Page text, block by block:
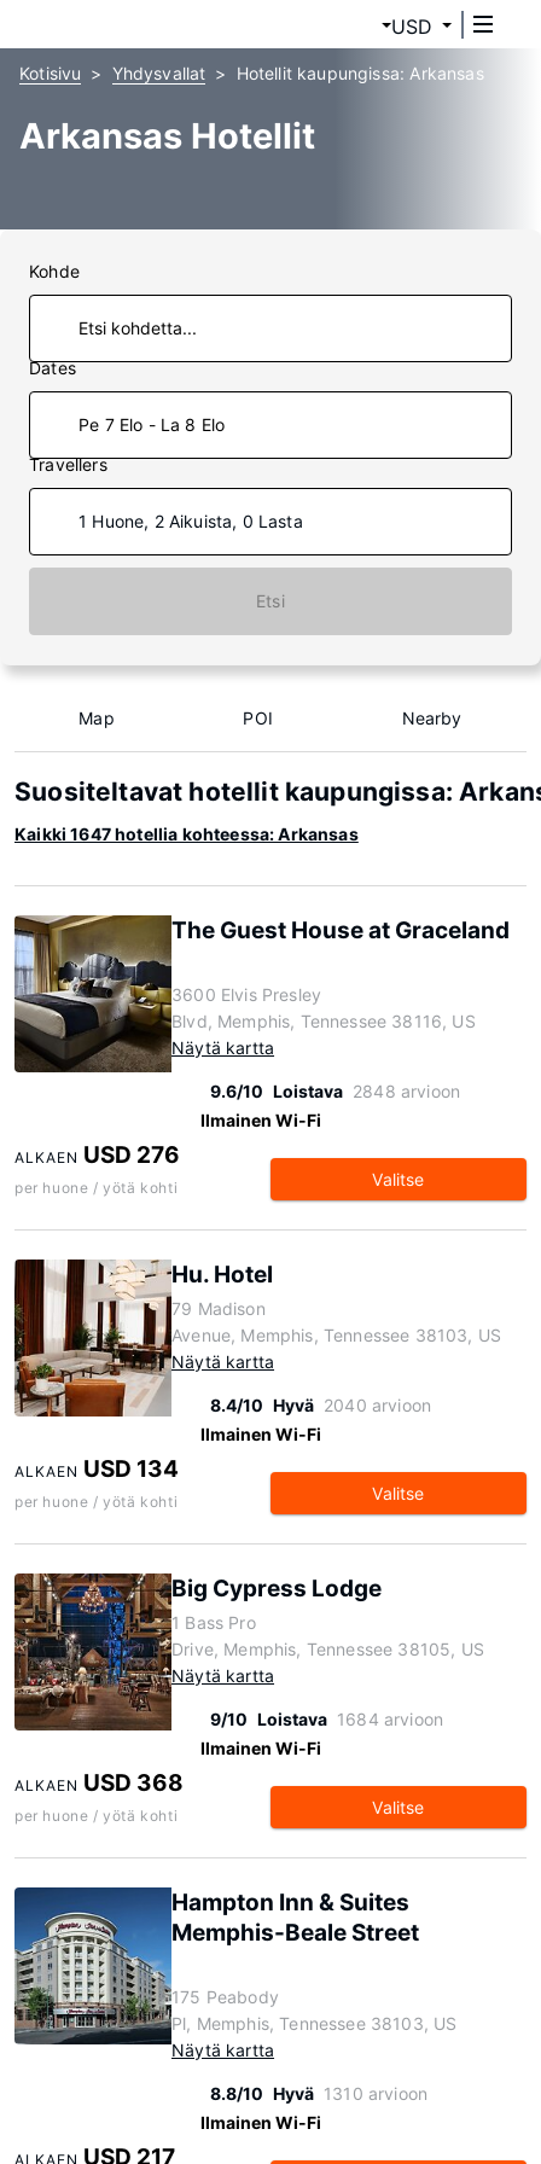
USD
Kotisivu Yhdysvallat Hotellit kaupungissa: Arkansas
Arkansas Hotellit
Kohde
Dates
Pe 7 Elo - La 8 Elo
Travellers
1 Huone, 2 Aikuista, 0 Lasta
Etsi
Map POI Nearby
Suositeltavat hotellit kaupungissa:
Kaikki 1647 hotellia kohteessa: Arkansas
The Guest House at Graceland
3600 Elvis Presley
Blvd, Memphis, Tennessee 38116, US
Näytä kartta
9.6/10 Loistava 2848 arvioon
Ilmainen Wi-Fi
ALKAEN USD 276
per huone / yötä kohti Valitse
Hu. Hotel
79 Madison
Avenue, Memphis, Tennessee 38103, US
Näytä kartta
8.4/10 Hyvä 2040 arvioon
Ilmainen Wi-Fi
ALKAEN USD 134
per huone / yötä kohti Valitse
Big Cypress Lodge
1 Bass Pro
Drive, Memphis, Tennessee 38105, US
Näytä kartta
9/10 Loistava 1684 arvioon
Ilmainen Wi-Fi
ALKAEN USD 368
per huone / yötä kohti Valitse
Hampton Inn & Suites
Memphis-Beale Street
175 Peabody
Pl, Memphis, Tennessee 38103, US
Näytä kartta
8.8/10 Hyvä 1310 arvioon
Ilmainen Wi-Fi
ALKAEN USD 217